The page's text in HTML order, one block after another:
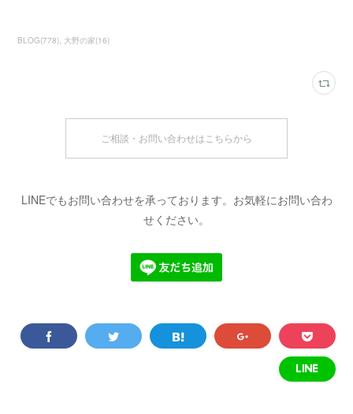
BLOG(778) 大野の家(16)
ご相談・お問い合わせはこちらから
LINEでもお問い合わせを承っております。お気軽にお問い合わ
せください。